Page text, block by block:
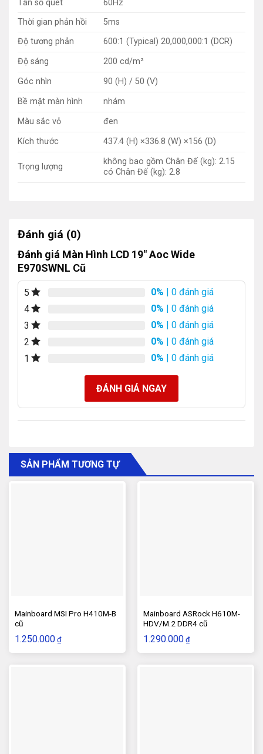
Tần số quét
60Hz
Thời gian phản hồi
5ms
Độ tương phản
600:1 (Typical) 20,000,000:1 (DCR)
Độ sáng
200 cd/m²
Góc nhìn
90 (H) / 50 (V)
Bề mặt màn hình
nhám
Màu sắc vỏ
đen
Kích thước
437.4 (H) ×336.8 (W) ×156 (D)
Trọng lượng
không bao gồm Chân Đế (kg): 2.15
có Chân Đế (kg): 2.8
Đánh giá (0)
Đánh giá Màn Hình LCD 19″ Aoc Wide
E970SWNL Cũ
5 0% | 0 đánh giá
4
0% | 0 đánh giá
3
0% | 0 đánh giá
2
0% | 0 đánh giá
1
0% | 0 đánh giá
ĐÁNH GIÁ NGAY
SẢN PHẨM TƯƠNG TỰ
Mainboard MSI Pro H410M-B
cũ
1.250.000 ₫
Mainboard ASRock H610M-
HDV/M.2 DDR4 cũ
1.290.000 ₫